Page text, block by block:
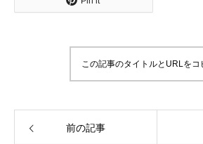
この記事のタイトルとURLをコ
前の記事